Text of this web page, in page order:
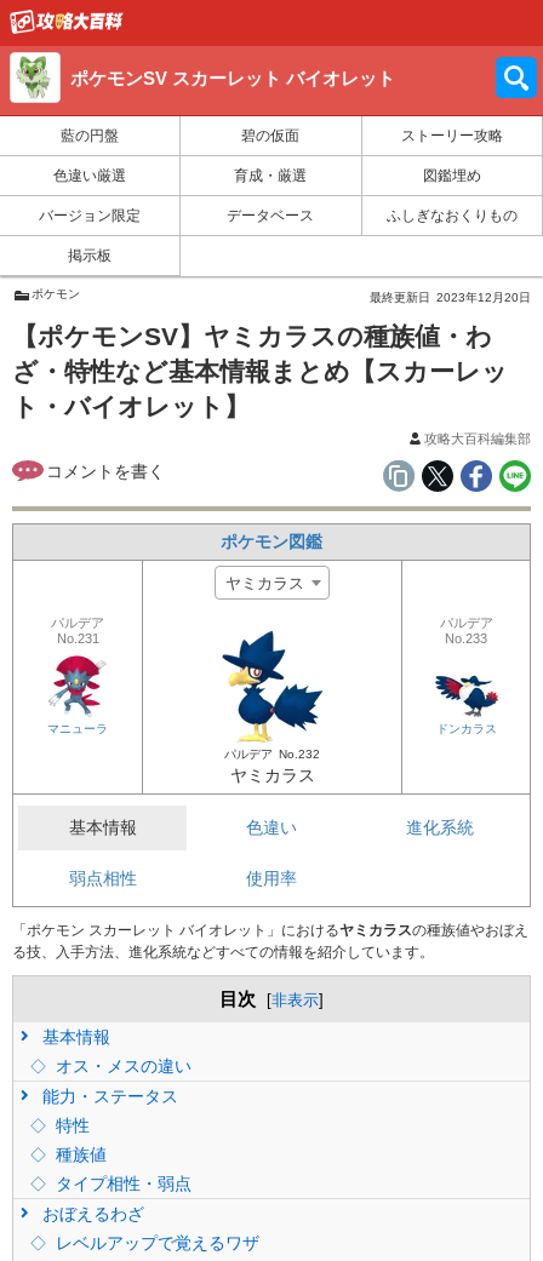
ポケモンSV スカーレット バイオレット
藍の円盤 碧の仮面 ストーリー攻略
色違い厳選 育成・厳選 図鑑埋め
バージョン限定 データベース ふしぎなおくりもの
掲示板
ポケモン 最終更新日 2023年12月20日
【ポケモンSV】ヤミカラスの種族値・わ
ざ・特性など基本情報まとめ【スカーレッ
ト・バイオレット】
攻略大百科編集部
ポケモン図鑑
パルデア
No.231
マニューラ
ヤミカラス
パルデア No.232
ヤミカラス
パルデア
No.233
ドンカラス
基本情報 色違い 進化系統
弱点相性 使用率
「ポケモン スカーレット バイオレット」におけるヤミカラスの種族値やおぼえ
る技、入手方法、進化系統などすべての情報を紹介しています。
目次 [非表示]
基本情報
オス・メスの違い
能力・ステータス
特性
種族値
タイプ相性・弱点
おぼえるわざ
レベルアップで覚えるワザ